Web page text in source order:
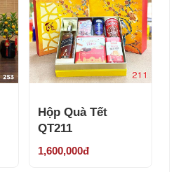
Hộp Quà Tết
QT211
1,600,000đ